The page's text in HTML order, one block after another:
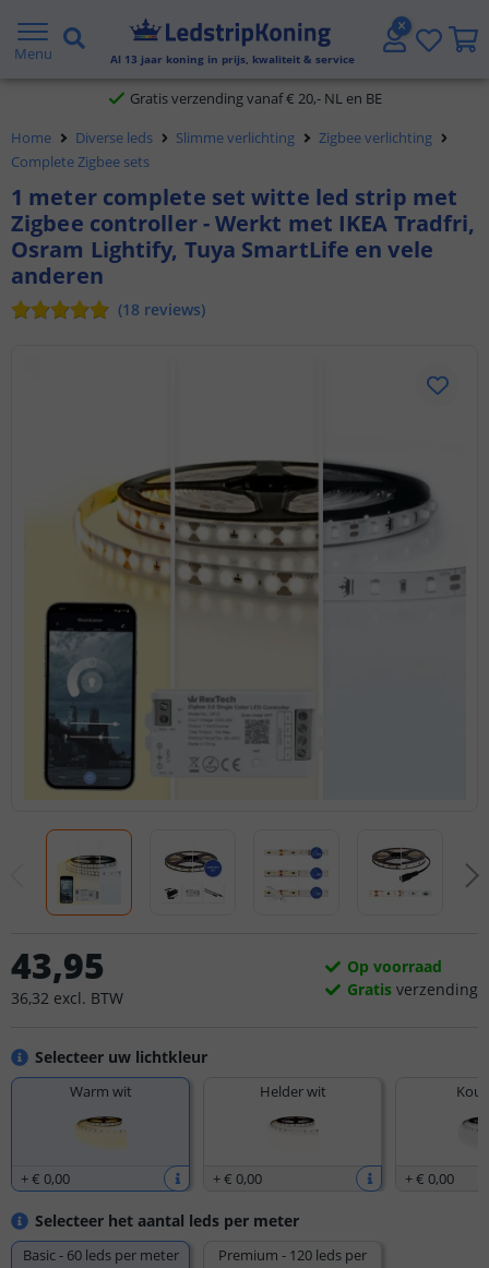
Menu Al 13 jaar koning in prijs, kwaliteit & service
Gratis verzending vanaf € 20,- NL en BE
Voor 23:45 uur besteld,
Home Diverse leds Slimme verlichting
Zigbee verlichting
Complete Zigbee sets
1 meter complete set witte led strip met
Zigbee controller - Werkt met IKEA Tradfri,
Osram Lightify, Tuya SmartLife en vele
anderen
(18 reviews)
Selecteer uw lichtkleur
Warm wit
+€ 0,00
Helder wit
+€ 0,00 +€ 0,00
Selecteer het aantal leds per meter
Basic - 60 leds per meter
Premium - 120 leds per
43,95
36,32 excl. BTW
Op voorraad
Gratis verzending